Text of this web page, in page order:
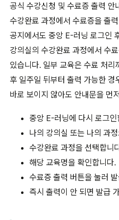
공식 수강신청 및 수료증 출력
수강완료 과정에서 수료증을 출
공지에서도 중앙 E-러닝 로그인
강의실의 수강완료 과정에서 수
있습니다. 일부 교육은 수료 처리
후 일주일 뒤부터 출력 가능한 경
바로 보이지 않아도 안내문을 먼
중앙 E-러닝에 다시 로그인
나의 강의실 또는 나의 과
수강완료 과정을 선택합니
해당 교육명을 확인합니다.
수료증 출력 버튼을 눌러
즉시 출력이 안 되면 발급